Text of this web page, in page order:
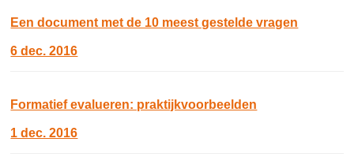
Een document met de 10 meest gestelde vragen
6 dec. 2016
Formatief evalueren: praktijkvoorbeelden
1 dec. 2016